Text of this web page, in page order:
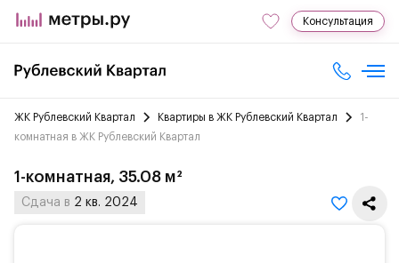
Консультация
ЖК Рублевский Квартал Квартиры в ЖК Рублевский Квартал
1-
комнатная в ЖК Рублевский Квартал
1-комнатная, 35.08 м²
Сдача в 2 кв. 2024